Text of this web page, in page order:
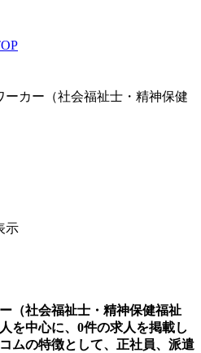
ーカー（社会福祉士・精神保健
示
（社会福祉士・精神保健福祉
を中心に、0件の求人を掲載し
ムの特徴として、正社員、派遣